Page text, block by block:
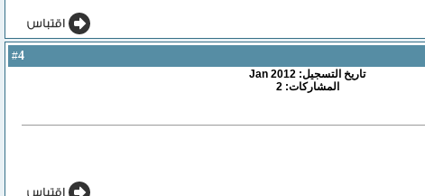
4
تاريخ التسجيل: Jan 2012
المشاركات: 2